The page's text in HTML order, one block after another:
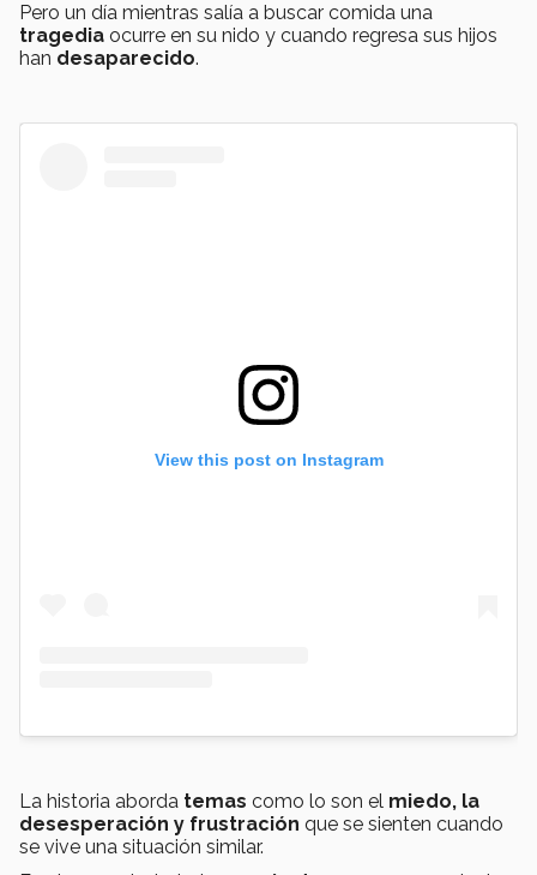
Pero un día mientras salía a buscar comida una
tragedia ocurre en su nido y cuando regresa sus hijos
han desaparecido.
View this post on Instagram
La historia aborda temas como lo son el miedo, la
desesperación y frustración que se sienten cuando
se vive una situación similar.